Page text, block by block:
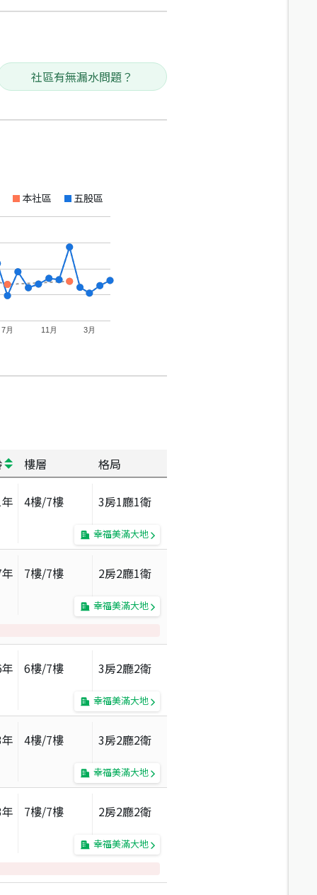
社區有無漏水問題？
本社區 五股區
7月 11月 3月
樓層 格局
年 4樓/7樓 3房1廳1衛
幸福美滿大地
年 7樓/7樓 2房2廳1衛
幸福美滿大地
年 6樓/7樓 3房2廳2衛
幸福美滿大地
年 4樓/7樓 3房2廳2衛
幸福美滿大地
年 7樓/7樓 2房2廳2衛
幸福美滿大地